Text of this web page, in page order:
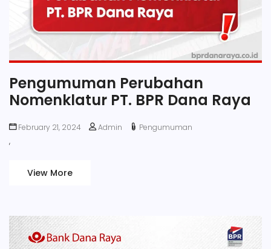
Pengumuman Perubahan
Nomenklatur PT. BPR Dana Raya
February 21, 2024 Admin
Pengumuman
,
View More